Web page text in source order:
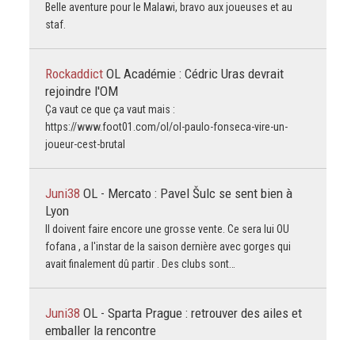
Belle aventure pour le Malawi, bravo aux joueuses et au
staf.
Rockaddict OL Académie : Cédric Uras devrait
rejoindre l'OM
Ça vaut ce que ça vaut mais :
https://www.foot01.com/ol/ol-paulo-fonseca-vire-un-
joueur-cest-brutal
Juni38 OL - Mercato : Pavel Šulc se sent bien à
Lyon
Il doivent faire encore une grosse vente. Ce sera lui OU
fofana , a l'instar de la saison dernière avec gorges qui
avait finalement dû partir . Des clubs sont…
Juni38 OL - Sparta Prague : retrouver des ailes et
emballer la rencontre